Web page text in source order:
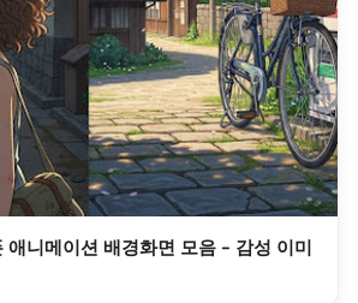
애니메이션 배경화면 모음 – 감성 이미